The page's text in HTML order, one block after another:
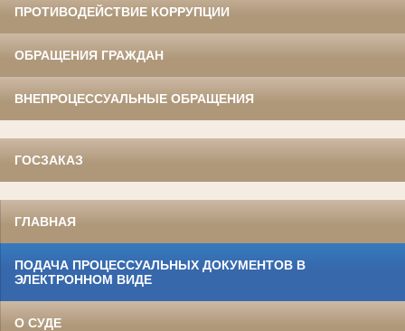
ПРОТИВОДЕЙСТВИЕ КОРРУПЦИИ
ОБРАЩЕНИЯ ГРАЖДАН
ВНЕПРОЦЕССУАЛЬНЫЕ ОБРАЩЕНИЯ
ГОСЗАКАЗ
ГЛАВНАЯ
ПОДАЧА ПРОЦЕССУАЛЬНЫХ ДОКУМЕНТОВ В
ЭЛЕКТРОННОМ ВИДЕ
О СУДЕ